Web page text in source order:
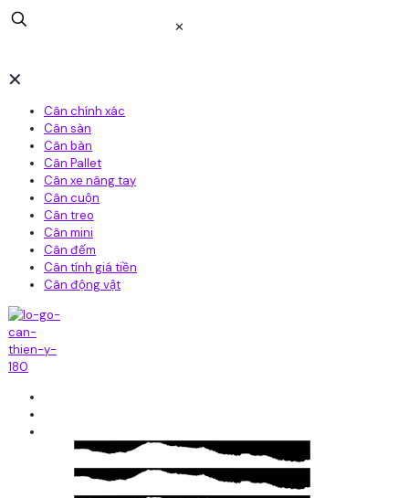
✕
✕
Cân chính xác
Cân sàn
Cân bàn
Cân Pallet
Cân xe nâng tay
Cân cuộn
Cân treo
Cân mini
Cân đếm
Cân tính giá tiền
Cân động vật